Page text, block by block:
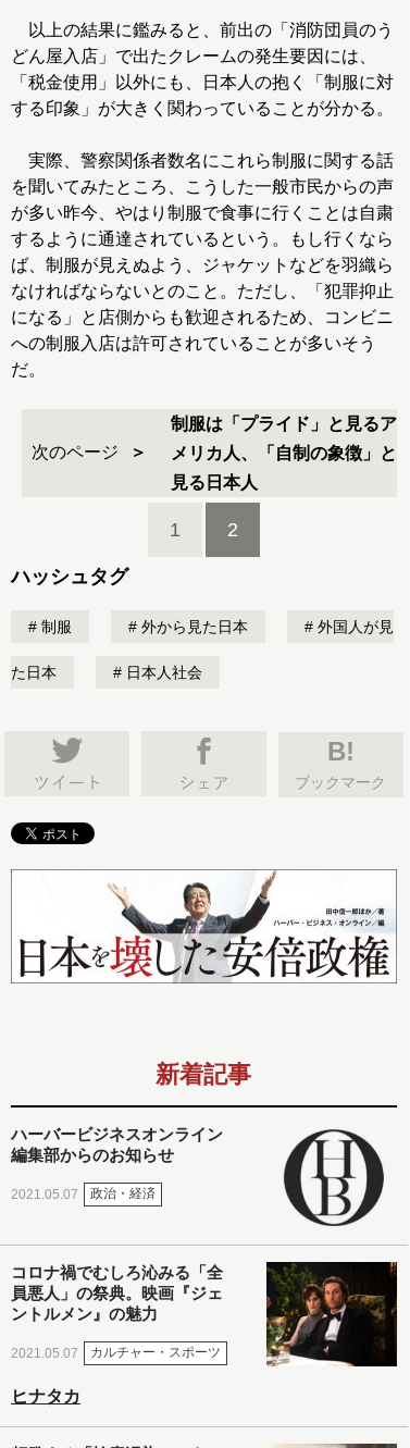
以上の結果に鑑みると、前出の「消防団員のう
どん屋入店」で出たクレームの発生要因には、
「税金使用」以外にも、日本人の抱く「制服に対
する印象」が大きく関わっていることが分かる。
実際、警察関係者数名にこれら制服に関する話
を聞いてみたところ、こうした一般市民からの声
が多い昨今、やはり制服で食事に行くことは自粛
するように通達されているという。もし行くなら
ば、制服が見えぬよう、ジャケットなどを羽織ら
なければならないとのこと。ただし、「犯罪抑止
になる」と店側からも歓迎されるため、コンビニ
への制服入店は許可されていることが多いそう
だ。
次のページ
制服は「プライド」と見るア
メリカ人、「自制の象徴」と
見る日本人
1 2
ハッシュタグ
制服 外から見た日本 外国人が見
た日本 日本人社会
B!
ブックマーク
新着記事
ハーバービジネスオンライン
編集部からのお知らせ
2021.05.07 政治・経済
コロナ禍でむしろ沁みる「全
員悪人」の祭典。映画『ジェ
ントルメン』の魅力
2021.05.07 カルチャー・スポーツ
ヒナタカ